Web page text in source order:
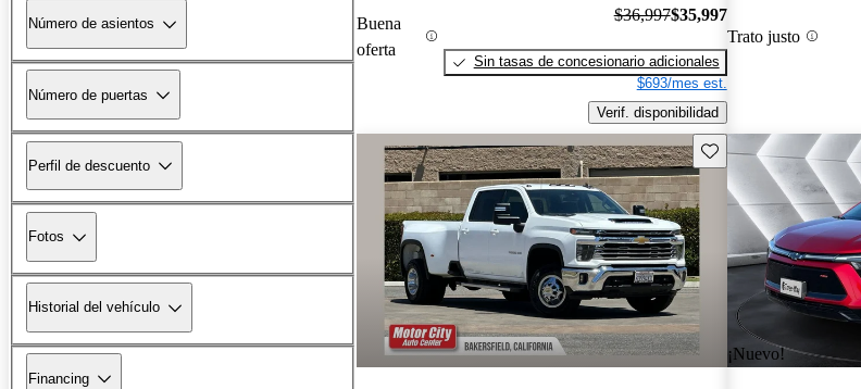
Número de asientos
Número de puertas
Perfil de descuento
Fotos
Historial del vehículo
Financing
Buena
oferta
$36,997$35,997
Sin tasas de concesionario adicionales
$693/mes est.
Verif. disponibilidad
Trato justo
Guarda este Aviso
¡Nuevo!